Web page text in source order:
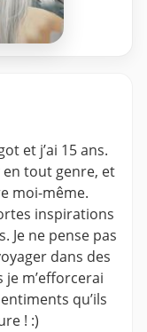
et j’ai 15 ans.
en tout genre, et
moi-même.
inspirations
Je ne pense pas
dans des
m’efforcerai
qu’ils
! :)